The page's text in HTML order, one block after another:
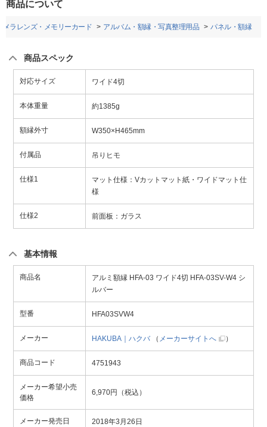
商品について
メラレンズ・メモリーカード アルバム・額縁・写真整理用品 パネル・額縁
商品スペック
対応サイズ ワイド4切
本体重量 約1385g
額縁外寸 W350×H465mm
付属品 吊りヒモ
仕様1
マット仕様：Vカットマット紙・ワイドマット仕
様
仕様2 前面板：ガラス
基本情報
商品名
アルミ額縁 HFA-03 ワイド4切 HFA-03SV-W4 シ
ルバー
型番 HFA03SVW4
メーカー HAKUBA｜ハクバ（ メーカーサイトへ ）
商品コード 4751943
メーカー希望小売
価格
6,970円（税込）
メーカー発売日 2018年3月26日